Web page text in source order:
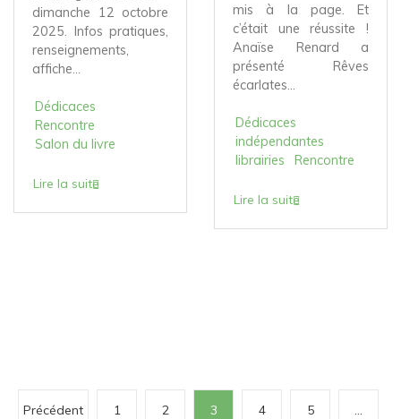
dimanche 12 octobre
2025. Infos pratiques,
renseignements,
affiche...
Dédicaces
Rencontre
Salon du livre
Lire la suite
mis à la page. Et
c’était une réussite !
Anaïse Renard a
présenté Rêves
écarlates...
Dédicaces
indépendantes
librairies
Rencontre
Lire la suite
PPrécédent 1 2 3 4 5 …